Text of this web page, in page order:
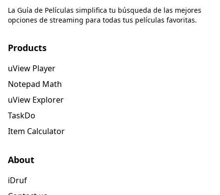
La Guía de Películas simplifica tu búsqueda de las mejores
opciones de streaming para todas tus películas favoritas.
Products
uView Player
Notepad Math
uView Explorer
TaskDo
Item Calculator
About
iDruf